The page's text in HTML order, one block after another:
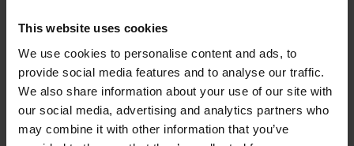
This website uses cookies
We use cookies to personalise content and ads, to
provide social media features and to analyse our traffic.
We also share information about your use of our site with
our social media, advertising and analytics partners who
may combine it with other information that you’ve
Waste generiert wird und sowohl Oeko-Tex als auch GRS-zertifiziert ist.
Oberstoff und Nähgarn sind ebenso wie Pflegeetikett und Logo aus
recyceltem Material. Der verwendete latex-freie Gummi ist
recyclingfähig, die Verpackung komplett biologisch abbaubar. Das
Signet „Designed & manufactured in Europe“ steht für einen
ökologischen Fußabdruck, dem eine Wertschöpfungskette mit kurzen
Wegen zugrunde liegt. Von der Activewear inspiriertes Longline-Bikini-
Top. Medium Support Level. 59% Polyamid, 41% Elastan, Polyamid zu
100% recycelt.